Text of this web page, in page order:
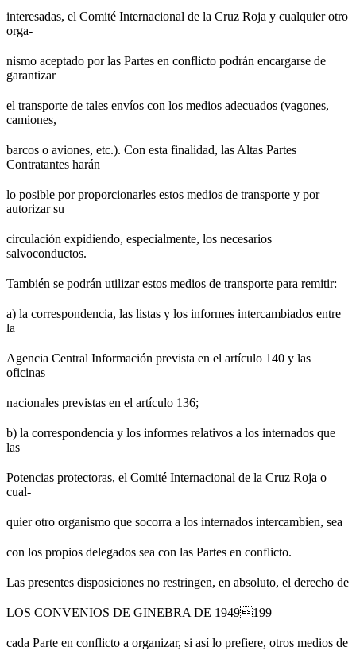
interesadas, el Comité Internacional de la Cruz Roja y cualquier otro
orga-
nismo aceptado por las Partes en conflicto podrán encargarse de
garantizar
el transporte de tales envíos con los medios adecuados (vagones,
camiones,
barcos o aviones, etc.). Con esta finalidad, las Altas Partes
Contratantes harán
lo posible por proporcionarles estos medios de transporte y por
autorizar su
circulación expidiendo, especialmente, los necesarios
salvoconductos.
También se podrán utilizar estos medios de transporte para remitir:
a) la correspondencia, las listas y los informes intercambiados entre
la
Agencia Central Información prevista en el artículo 140 y las
oficinas
nacionales previstas en el artículo 136;
b) la correspondencia y los informes relativos a los internados que
las
Potencias protectoras, el Comité Internacional de la Cruz Roja o
cual-
quier otro organismo que socorra a los internados intercambien, sea
con los propios delegados sea con las Partes en conflicto.
Las presentes disposiciones no restringen, en absoluto, el derecho de
LOS CONVENIOS DE GINEBRA DE 1949199
cada Parte en conflicto a organizar, si así lo prefiere, otros medios de